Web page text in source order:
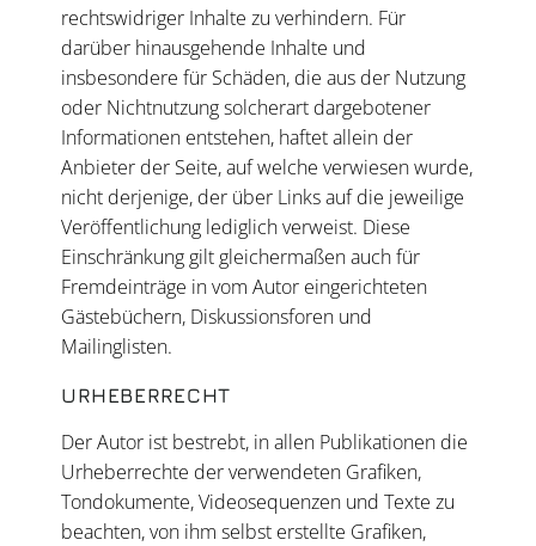
rechtswidriger Inhalte zu verhindern. Für
darüber hinausgehende Inhalte und
insbesondere für Schäden, die aus der Nutzung
oder Nichtnutzung solcherart dargebotener
Informationen entstehen, haftet allein der
Anbieter der Seite, auf welche verwiesen wurde,
nicht derjenige, der über Links auf die jeweilige
Veröffentlichung lediglich verweist. Diese
Einschränkung gilt gleichermaßen auch für
Fremdeinträge in vom Autor eingerichteten
Gästebüchern, Diskussionsforen und
Mailinglisten.
URHEBERRECHT
Der Autor ist bestrebt, in allen Publikationen die
Urheberrechte der verwendeten Grafiken,
Tondokumente, Videosequenzen und Texte zu
beachten, von ihm selbst erstellte Grafiken,